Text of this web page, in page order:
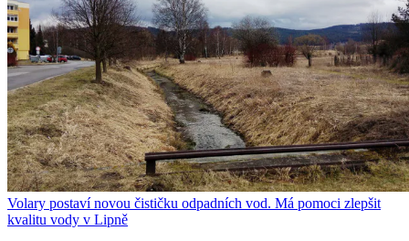
Volary postaví novou čističku odpadních vod. Má pomoci zlepšit
kvalitu vody v Lipně